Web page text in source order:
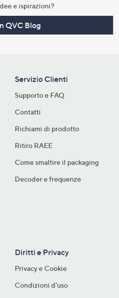
e ispirazioni?
QVC Blog
Servizio Clienti
Supporto e FAQ
Contatti
Richiami di prodotto
Ritiro RAEE
Come smaltire il packaging​
Decoder e frequenze​
Diritti e Privacy
Privacy e Cookie
Condizioni d'uso